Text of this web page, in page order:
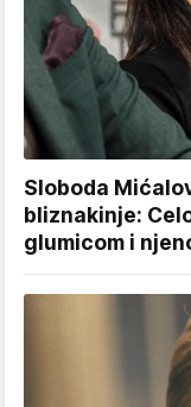
Sloboda
bliznakinje:
glumicom i